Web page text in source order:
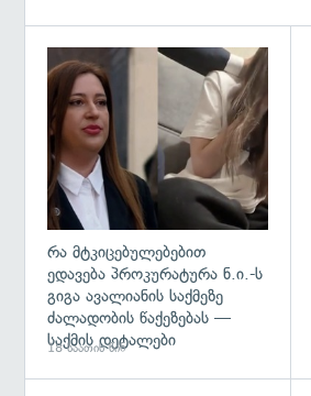
რა მტკიცებულებებით
ედავება პროკურატურა ნ.ი.-ს
გიგა ავალიანის საქმეზე
ძალადობის წაქეზებას —
საქმის დეტალები
18 საათის წინ